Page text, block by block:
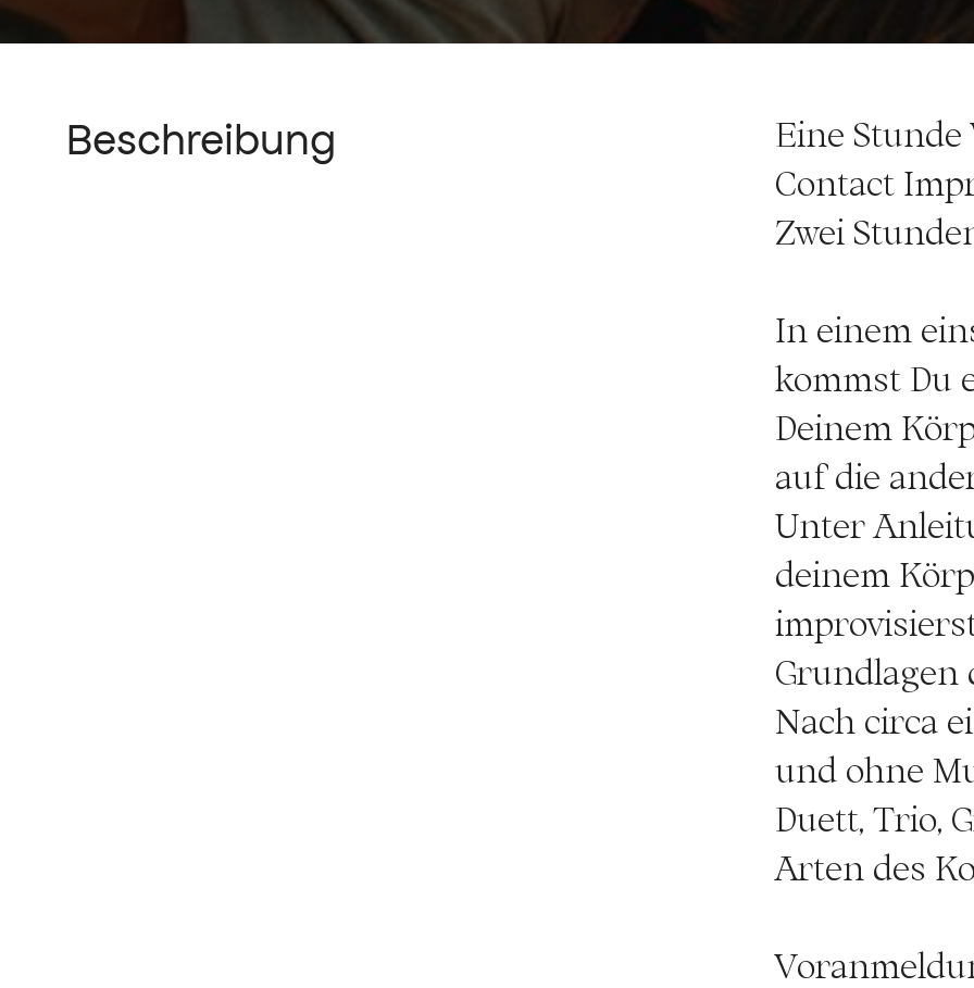
Beschreibung
Eine
Contact
Zwei
In einem
kommst Du
Deinem
auf die
Unter
deinem
Grundlagen
Nach circa
und ohne
Duett, Trio,
Arten des